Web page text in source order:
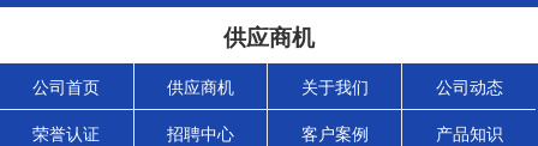
供应商机
公司首页 供应商机 关于我们 公司动态
荣誉认证 招聘中心 客户案例 产品知识